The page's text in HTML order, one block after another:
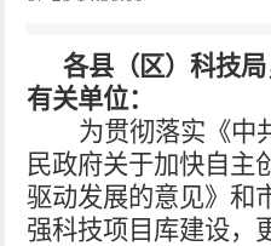
各县（区）科技
有关单位：
为贯彻落实《中
民政府关于加快自主
驱动发展的意见》和
强科技项目库建设，